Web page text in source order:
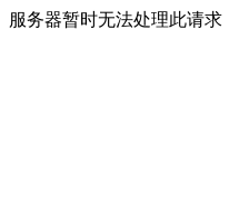
服务器暂时无法处理此请求